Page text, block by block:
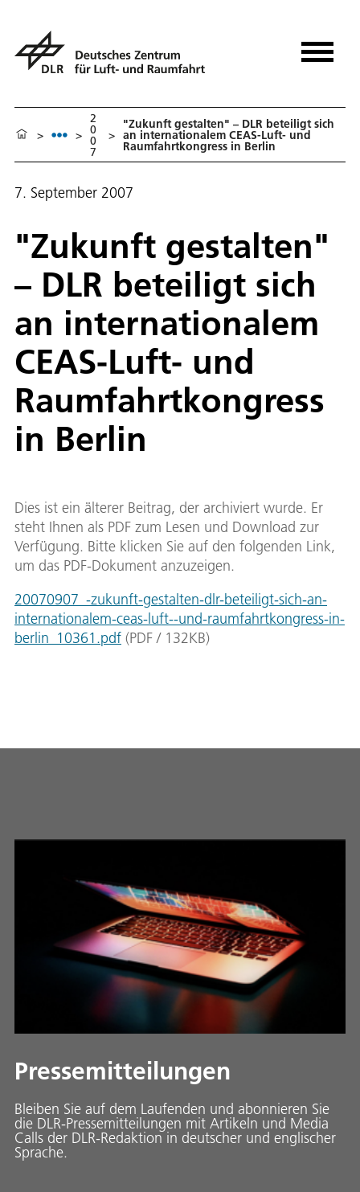
> >
2
0
0
7
>
"Zukunft gestalten" – DLR beteiligt sich
an internationalem CEAS-Luft- und
Raumfahrtkongress in Berlin
7. September 2007
"Zukunft gestalten"
– DLR beteiligt sich
an internationalem
CEAS-Luft- und
Raumfahrtkongress
in Berlin
Dies ist ein älterer Beitrag, der archiviert wurde. Er
steht Ihnen als PDF zum Lesen und Download zur
Verfügung. Bitte klicken Sie auf den folgenden Link,
um das PDF-Dokument anzuzeigen.
20070907_-zukunft-gestalten-dlr-beteiligt-sich-an-
internationalem-ceas-luft--und-raumfahrtkongress-in-
berlin_10361.pdf (PDF / 132KB)
Pressemitteilungen
Bleiben Sie auf dem Laufenden und abonnieren Sie
die DLR-Pressemitteilungen mit Artikeln und Media
Calls der DLR-Redaktion in deutscher und englischer
Sprache.